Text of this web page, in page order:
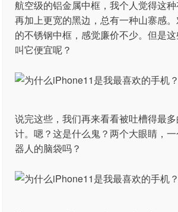
航空级的铝金属中框，我个人觉得这
再加上更宽的黑边，总有一种山寨感。
的不锈钢中框，感觉廉价不少。但是
叫它便宜呢？
说完这些，我们再来看看被吐槽得最
计。嗯？这是什么鬼？两个大眼睛，
器人的脑袋吗？